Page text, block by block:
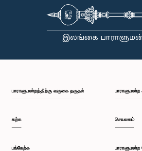
பாராளுமன்றத்திற்கு வருகை தருதல்
கற்க
பங்கேற்க
செயலகம்
பாராளுமன்ற